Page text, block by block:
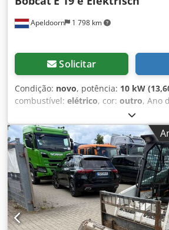
Apeldoorn 1 798 km
Solicitar
Condição: novo, potência: 10 kW
combustível: elétrico, cor: outro, Ano
1 h,
vazio: 1.910 kg Dsdpfx Aasznrnmjvekr
A): 381 x 98 x 230 cm Certificação CE:
muito boa Condição técnica: muito
muito boa = Outras opções e
martelo/seleção - Função de rotação =
País de produção: República Tcheca
2 funções hidráulicas adicionais para
demolição/seleção, conjunto de
chassi extensível